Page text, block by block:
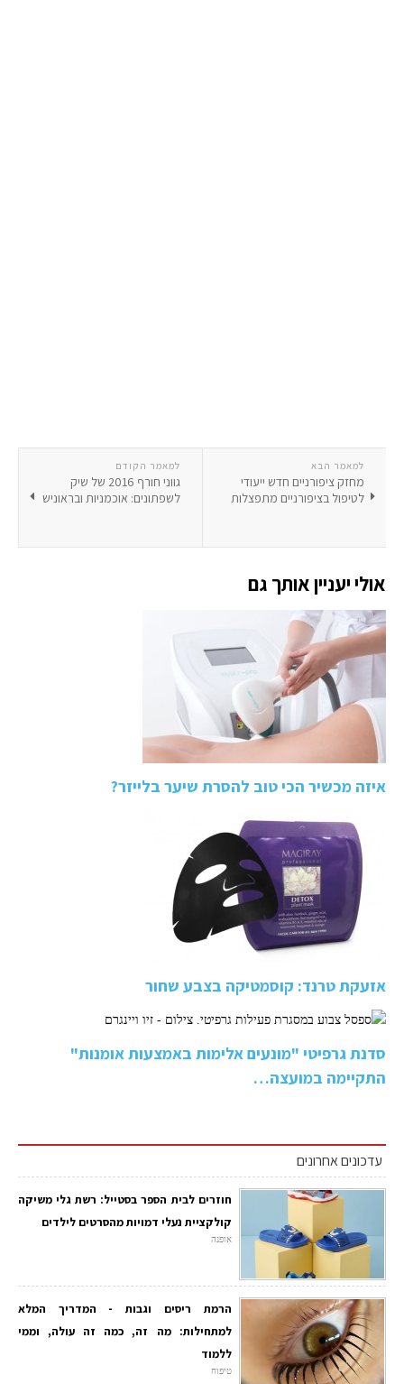
למאמר הקודם
גווני חורף 2016 של שיק
לשפתונים: אוכמניות ובראוניש
למאמר הבא
מחזק ציפורניים חדש ייעודי
לטיפול בציפורניים מתפצלות
אולי יעניין אותך גם
איזה מכשיר הכי טוב להסרת שיער בלייזר?
אזעקת טרנד: קוסמטיקה בצבע שחור
סדנת גרפיטי "מונעים אלימות באמצעות אומנות"
התקיימה במועצה…
עדכונים אחרונים
חוזרים לבית הספר בסטייל: רשת גלי משיקה
קולקציית נעלי דמויות מהסרטים לילדים
אופנה
הרמת ריסים וגבות - המדריך המלא
למתחילות: מה זה, כמה זה עולה, וממי
ללמוד
טיפוח